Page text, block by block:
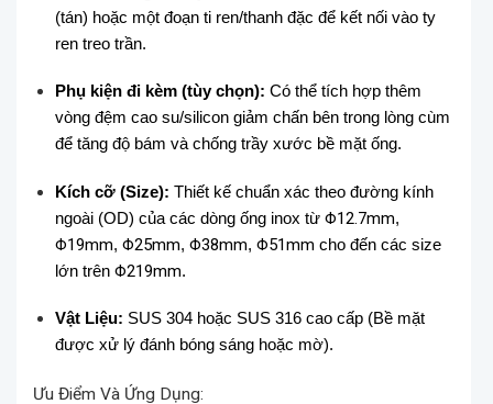
(tán) hoặc một đoạn ti ren/thanh đặc để kết nối vào ty
ren treo trần.
Phụ kiện đi kèm (tùy chọn): Có thể tích hợp thêm
vòng đệm cao su/silicon giảm chấn bên trong lòng cùm
để tăng độ bám và chống trầy xước bề mặt ống.
Kích cỡ (Size): Thiết kế chuẩn xác theo đường kính
ngoài (OD) của các dòng ống inox từΦ12.7mm,
Φ19mm,Φ25mm,Φ38mm,Φ51mm cho đến các size
lớn trênΦ219mm.
Vật Liệu: SUS 304 hoặc SUS 316 cao cấp (Bề mặt
được xử lý đánh bóng sáng hoặc mờ).
Ưu Điểm Và Ứng Dụng: